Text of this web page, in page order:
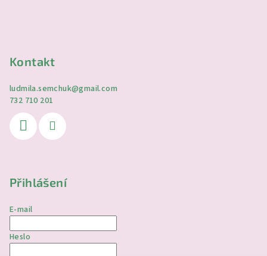
Kontakt
ludmila.semchuk@gmail.com
732 710 201
Přihlášení
E-mail
Heslo